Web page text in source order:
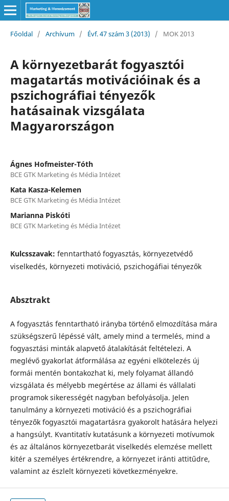
Főoldal / Archívum / Évf. 47 szám 3 (2013) / MOK 2013
A környezetbarát fogyasztói
magatartás motivációinak és a
pszichográfiai tényezők
hatásainak vizsgálata
Magyarországon
Ágnes Hofmeister-Tóth
BCE GTK Marketing és Média Intézet
Kata Kasza-Kelemen
BCE GTK Marketing és Média Intézet
Marianna Piskóti
BCE GTK Marketing és Média Intézet
Kulcsszavak: fenntartható fogyasztás, környezetvédő
viselkedés, környezeti motiváció, pszichogáfiai tényezők
Absztrakt
A fogyasztás fenntartható irányba történő elmozdítása mára
szükségszerű lépéssé vált, amely mind a termelés, mind a
fogyasztási minták alapvető átalakítását feltételezi. A
meglévő gyakorlat átformálása az egyéni elkötelezés új
formái mentén bontakozhat ki, mely folyamat állandó
vizsgálata és mélyebb megértése az állami és vállalati
programok sikerességét nagyban befolyásolja. Jelen
tanulmány a környezeti motiváció és a pszichográfiai
tényezők fogyasztói magatartásra gyakorolt hatására helyezi
a hangsúlyt. Kvantitatív kutatásunk a környezeti motívumok
és az általános környezetbarát viselkedés elemzése mellett
kitér a személyes értékrendre, a környezet iránti attitűdre,
valamint az észlelt környezeti következményekre.